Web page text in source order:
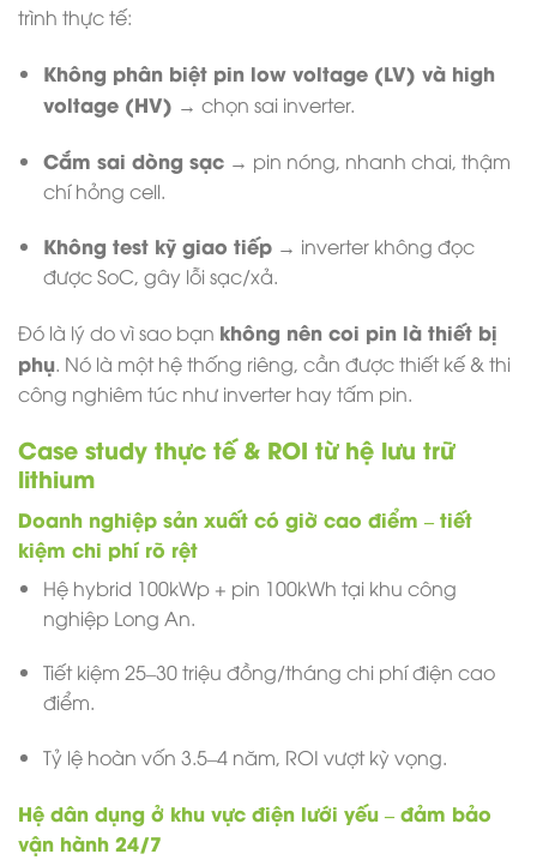
trình thực tế:
Không phân biệt pin low voltage (LV) và high
voltage (HV) → chọn sai inverter.
Cắm sai dòng sạc→ pin nóng, nhanh chai, thậm
chí hỏng cell.
Không test kỹ giao tiếp→ inverter không đọc
được SoC, gây lỗi sạc/xả.
Đó là lý do vì sao bạn không nên coi pin là thiết bị
phụ. Nó là một hệ thống riêng, cần được thiết kế & thi
công nghiêm túc như inverter hay tấm pin.
Case study thực tế & ROI từ hệ lưu trữ
lithium
Doanh nghiệp sản xuất có giờ cao điểm – tiết
kiệm chi phí rõ rệt
Hệ hybrid 100kWp + pin 100kWh tại khu công
nghiệp Long An.
Tiết kiệm 25–30 triệu đồng/tháng chi phí điện cao
điểm.
Tỷ lệ hoàn vốn 3.5–4 năm, ROI vượt kỳ vọng.
Hệ dân dụng ở khu vực điện lưới yếu – đảm bảo
vận hành 24/7